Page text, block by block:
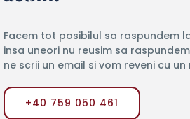
Facem tot posibilul sa raspundem
insa uneori nu reusim sa
ne scrii un email si vom reveni cu un
+40 759 050 461